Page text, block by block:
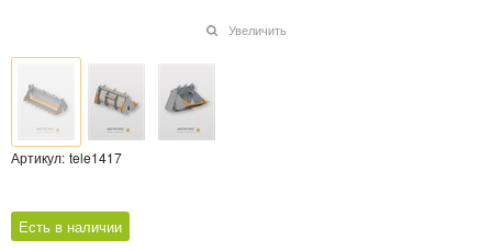
Увеличить
Артикул: tele1417
Есть в наличии